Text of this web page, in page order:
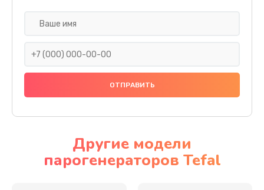
Другие модели
парогенераторов Tefal